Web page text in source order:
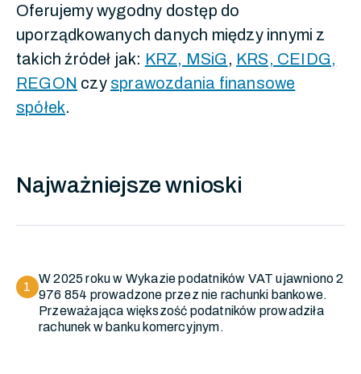
Oferujemy wygodny dostęp do
uporządkowanych danych między innymi z
takich źródeł jak: KRZ, MSiG , KRS, CEIDG,
REGON czy sprawozdania finansowe
spółek.
Najważniejsze wnioski
1
W 2025 roku w Wykazie podatników VAT ujawniono 2
976 854 prowadzone przez nie rachunki bankowe.
Przeważająca większość podatników prowadziła
rachunek w banku komercyjnym.